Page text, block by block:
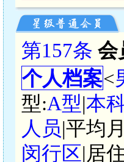
第157条 会
个人档案<
型:A型|本
人员|平均
闵行区|居